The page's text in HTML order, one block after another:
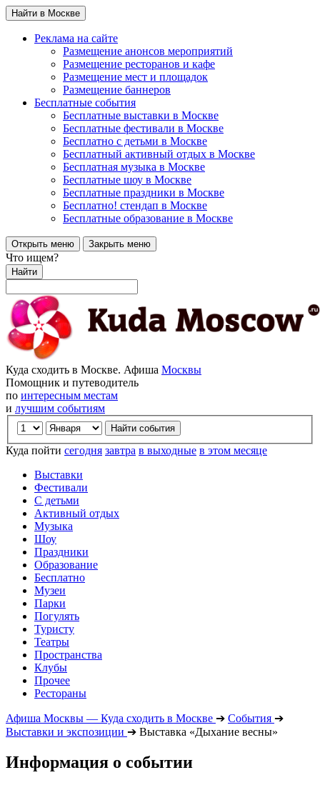
Найти в Москве
Реклама на сайте
Размещение анонсов мероприятий
Размещение ресторанов и кафе
Размещение мест и площадок
Размещение баннеров
Бесплатные события
Бесплатные выставки в Москве
Бесплатные фестивали в Москве
Бесплатно с детьми в Москве
Бесплатный активный отдых в Москве
Бесплатная музыка в Москве
Бесплатные шоу в Москве
Бесплатные праздники в Москве
Бесплатно! стендап в Москве
Бесплатные образование в Москве
Открыть меню Закрыть меню
Что ищем?
Найти
Куда сходить в Москве. Афиша Москвы
Помощник и путеводитель
по интересным местам
и лучшим событиям
Куда пойти сегодня завтра в выходные в этом месяце
Выставки
Фестивали
С детьми
Активный отдых
Музыка
Шоу
Праздники
Образование
Бесплатно
Музеи
Парки
Погулять
Туристу
Театры
Пространства
Клубы
Прочее
Рестораны
Афиша Москвы — Куда сходить в Москве ➔ События ➔
Выставки и экспозиции ➔ Выставка «Дыхание весны»
Информация о событии